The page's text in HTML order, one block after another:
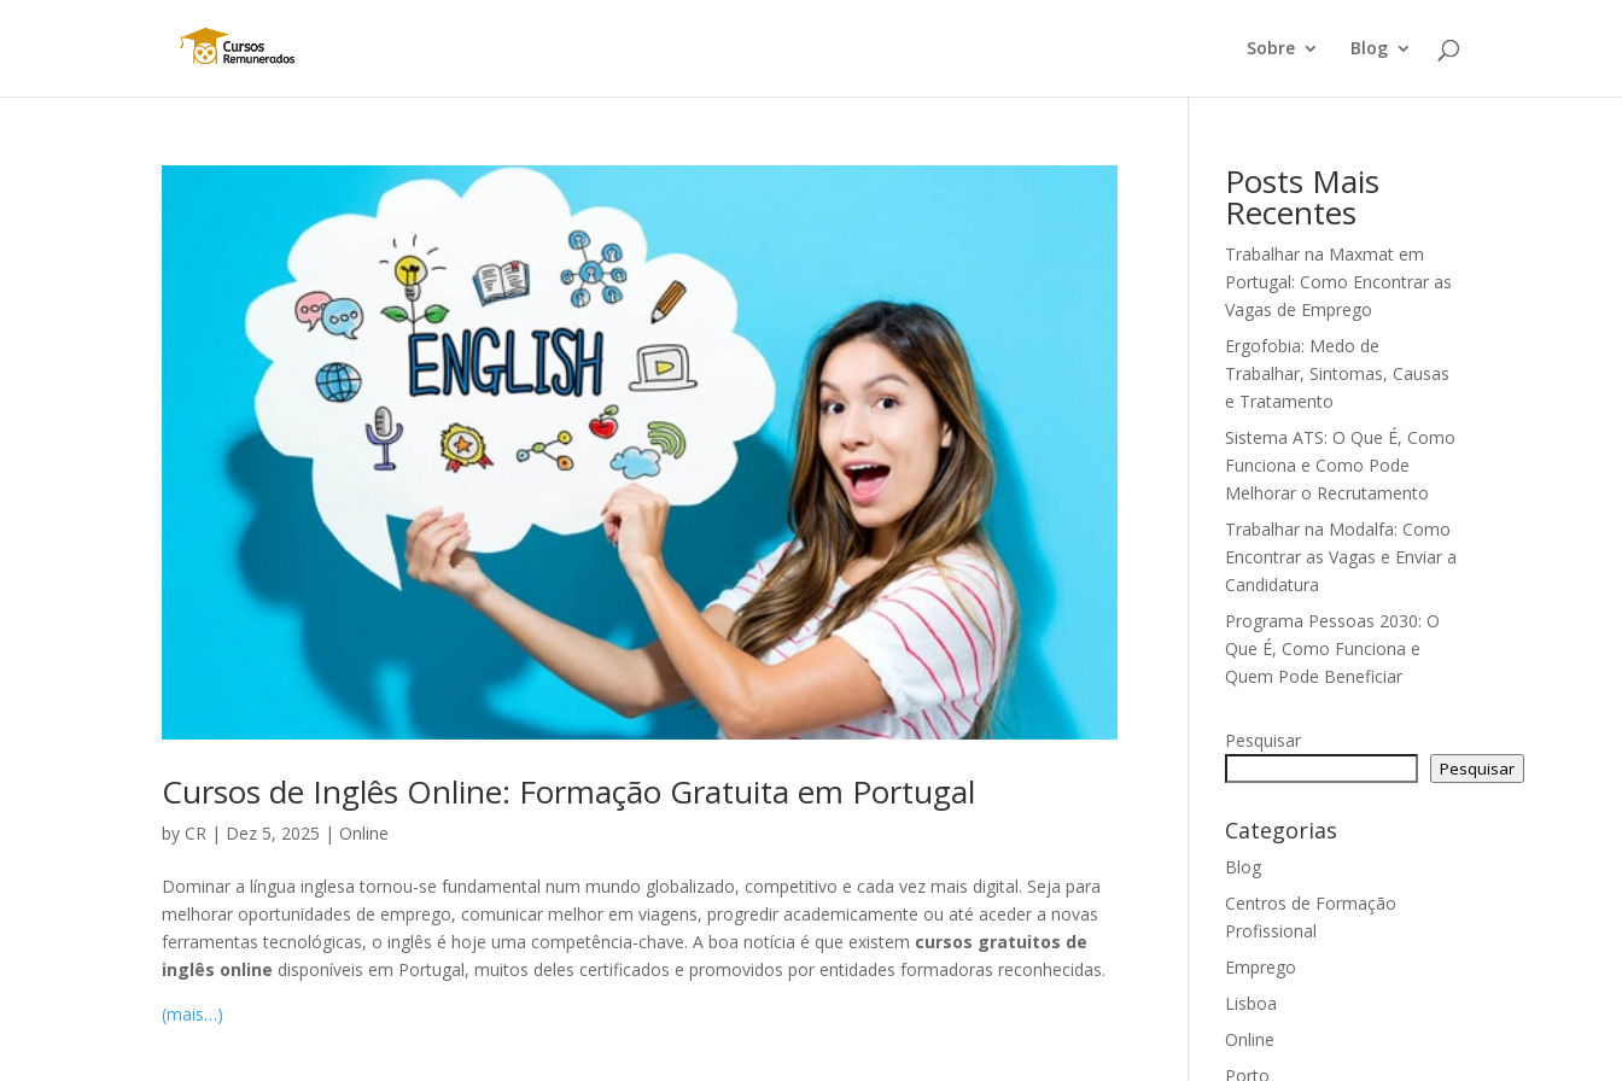
Sobre Blog
Cursos de Inglês Online: Formação Gratuita em Portugal
by CR | Dez 5, 2025 | Online
Dominar a língua inglesa tornou-se fundamental num mundo globalizado, competitivo e cada vez mais digital. Seja para
melhorar oportunidades de emprego, comunicar melhor em viagens, progredir academicamente ou até aceder a novas
ferramentas tecnológicas, o inglês é hoje uma competência-chave. A boa notícia é que existem cursos gratuitos de
inglês online disponíveis em Portugal, muitos deles certificados e promovidos por entidades formadoras reconhecidas.
(mais…)
Posts Mais
Recentes
Trabalhar na Maxmat em
Portugal: Como Encontrar as
Vagas de Emprego
Ergofobia: Medo de
Trabalhar, Sintomas, Causas
e Tratamento
Sistema ATS: O Que É, Como
Funciona e Como Pode
Melhorar o Recrutamento
Trabalhar na Modalfa: Como
Encontrar as Vagas e Enviar a
Candidatura
Programa Pessoas 2030: O
Que É, Como Funciona e
Quem Pode Beneficiar
Pesquisar
Pesquisar
Categorias
Blog
Centros de Formação
Profissional
Emprego
Lisboa
Online
Porto